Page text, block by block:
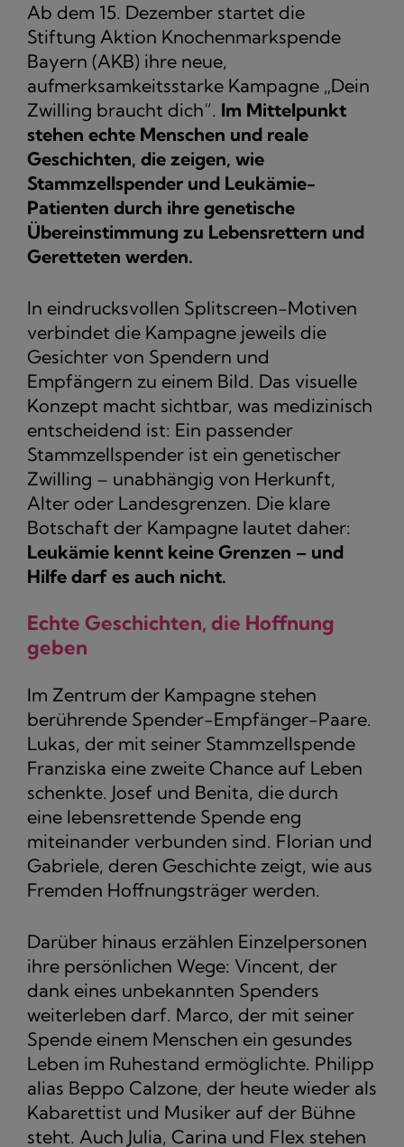
Ab dem 15. Dezember startet die
Stiftung Aktion Knochenmarkspende
Bayern (AKB) ihre neue,
aufmerksamkeitsstarke Kampagne „Dein
Zwilling braucht dich“. Im Mittelpunkt
stehen echte Menschen und reale
Geschichten, die zeigen, wie
Stammzellspender und Leukämie-
Patienten durch ihre genetische
Übereinstimmung zu Lebensrettern und
Geretteten werden.
In eindrucksvollen Splitscreen-Motiven
verbindet die Kampagne jeweils die
Gesichter von Spendern und
Empfängern zu einem Bild. Das visuelle
Konzept macht sichtbar, was medizinisch
entscheidend ist: Ein passender
Stammzellspender ist ein genetischer
Zwilling – unabhängig von Herkunft,
Alter oder Landesgrenzen. Die klare
Botschaft der Kampagne lautet daher:
Leukämie kennt keine Grenzen – und
Hilfe darf es auch nicht.
Echte Geschichten, die Hoffnung
geben
Im Zentrum der Kampagne stehen
berührende Spender-Empfänger-Paare.
Lukas, der mit seiner Stammzellspende
Franziska eine zweite Chance auf Leben
schenkte. Josef und Benita, die durch
eine lebensrettende Spende eng
miteinander verbunden sind. Florian und
Gabriele, deren Geschichte zeigt, wie aus
Fremden Hoffnungsträger werden.
Darüber hinaus erzählen Einzelpersonen
ihre persönlichen Wege: Vincent, der
dank eines unbekannten Spenders
weiterleben darf. Marco, der mit seiner
Spende einem Menschen ein gesundes
Leben im Ruhestand ermöglichte. Philipp
alias Beppo Calzone, der heute wieder als
Kabarettist und Musiker auf der Bühne
steht. Auch Julia, Carina und Flex stehen